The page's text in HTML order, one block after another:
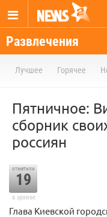
Развлечения
Лучшее Горячее
Пятничное:
сборник
россиян
отметили
19
в архиве
Глава Киевской